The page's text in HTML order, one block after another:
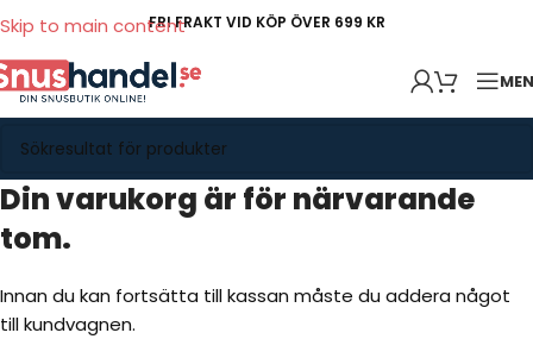
Skip to main contentFRI FRAKT VID KÖP ÖVER 699 KR
Din varukorg är för närvarande
tom.
Innan du kan fortsätta till kassan måste du addera något
till kundvagnen.